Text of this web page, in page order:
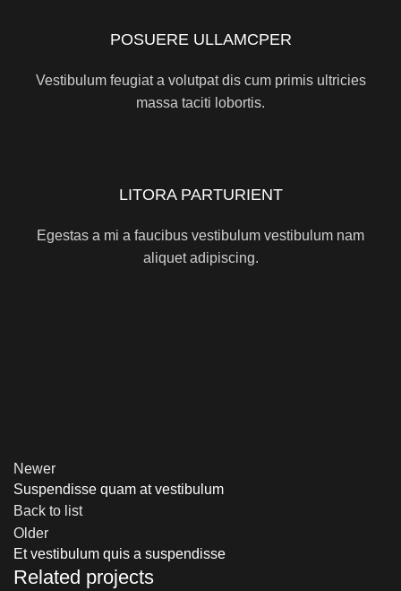
POSUERE ULLAMCPER
Vestibulum feugiat a volutpat dis cum primis ultricies
massa taciti lobortis.
LITORA PARTURIENT
Egestas a mi a faucibus vestibulum vestibulum nam
aliquet adipiscing.
Newer
Suspendisse quam at vestibulum
Back to list
Older
Et vestibulum quis a suspendisse
Related projects